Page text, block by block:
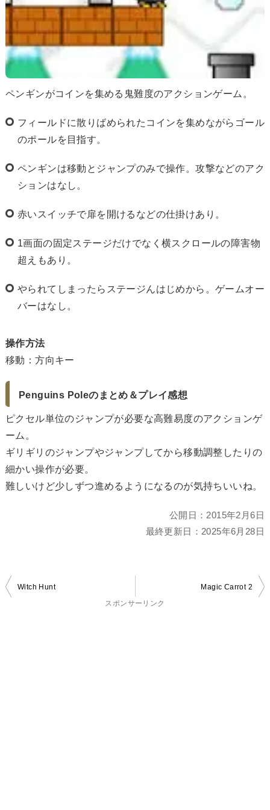
ペンギンがコインを集める鬼難度のアクションゲーム。
フィールドに散りばめられたコインを集めながらゴール
のポールを目指す。
ペンギンは移動とジャンプのみで操作。攻撃などのアク
ションはなし。
赤いスイッチで扉を開けるなどの仕掛けあり。
1画面の固定ステージだけでなく横スクロールの障害物
超えもあり。
やられてしまったらステージんはじめから。ゲームオー
バーはなし。
操作方法
移動：方向キー
Penguins Poleのまとめ＆プレイ感想
ピクセル単位のジャンプが必要な高難易度のアクションゲ
ーム。
ギリギリのジャンプやジャンプしてから移動調整したりの
細かい操作が必要。
難しいけど少しずつ進めるようになるのが気持ちいいね。
公開日： 2015年2月6日
最終更新日： 2025年6月28日
投
Witch Hunt
Magic Carrot 2
スポンサーリンク